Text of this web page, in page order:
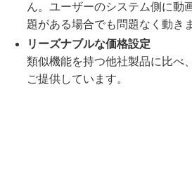
ん。ユーザーのシステム側に動
題がある場合でも問題なく動き
リーズナブルな価格設定
類似機能を持つ他社製品に比べ
ご提供しています。